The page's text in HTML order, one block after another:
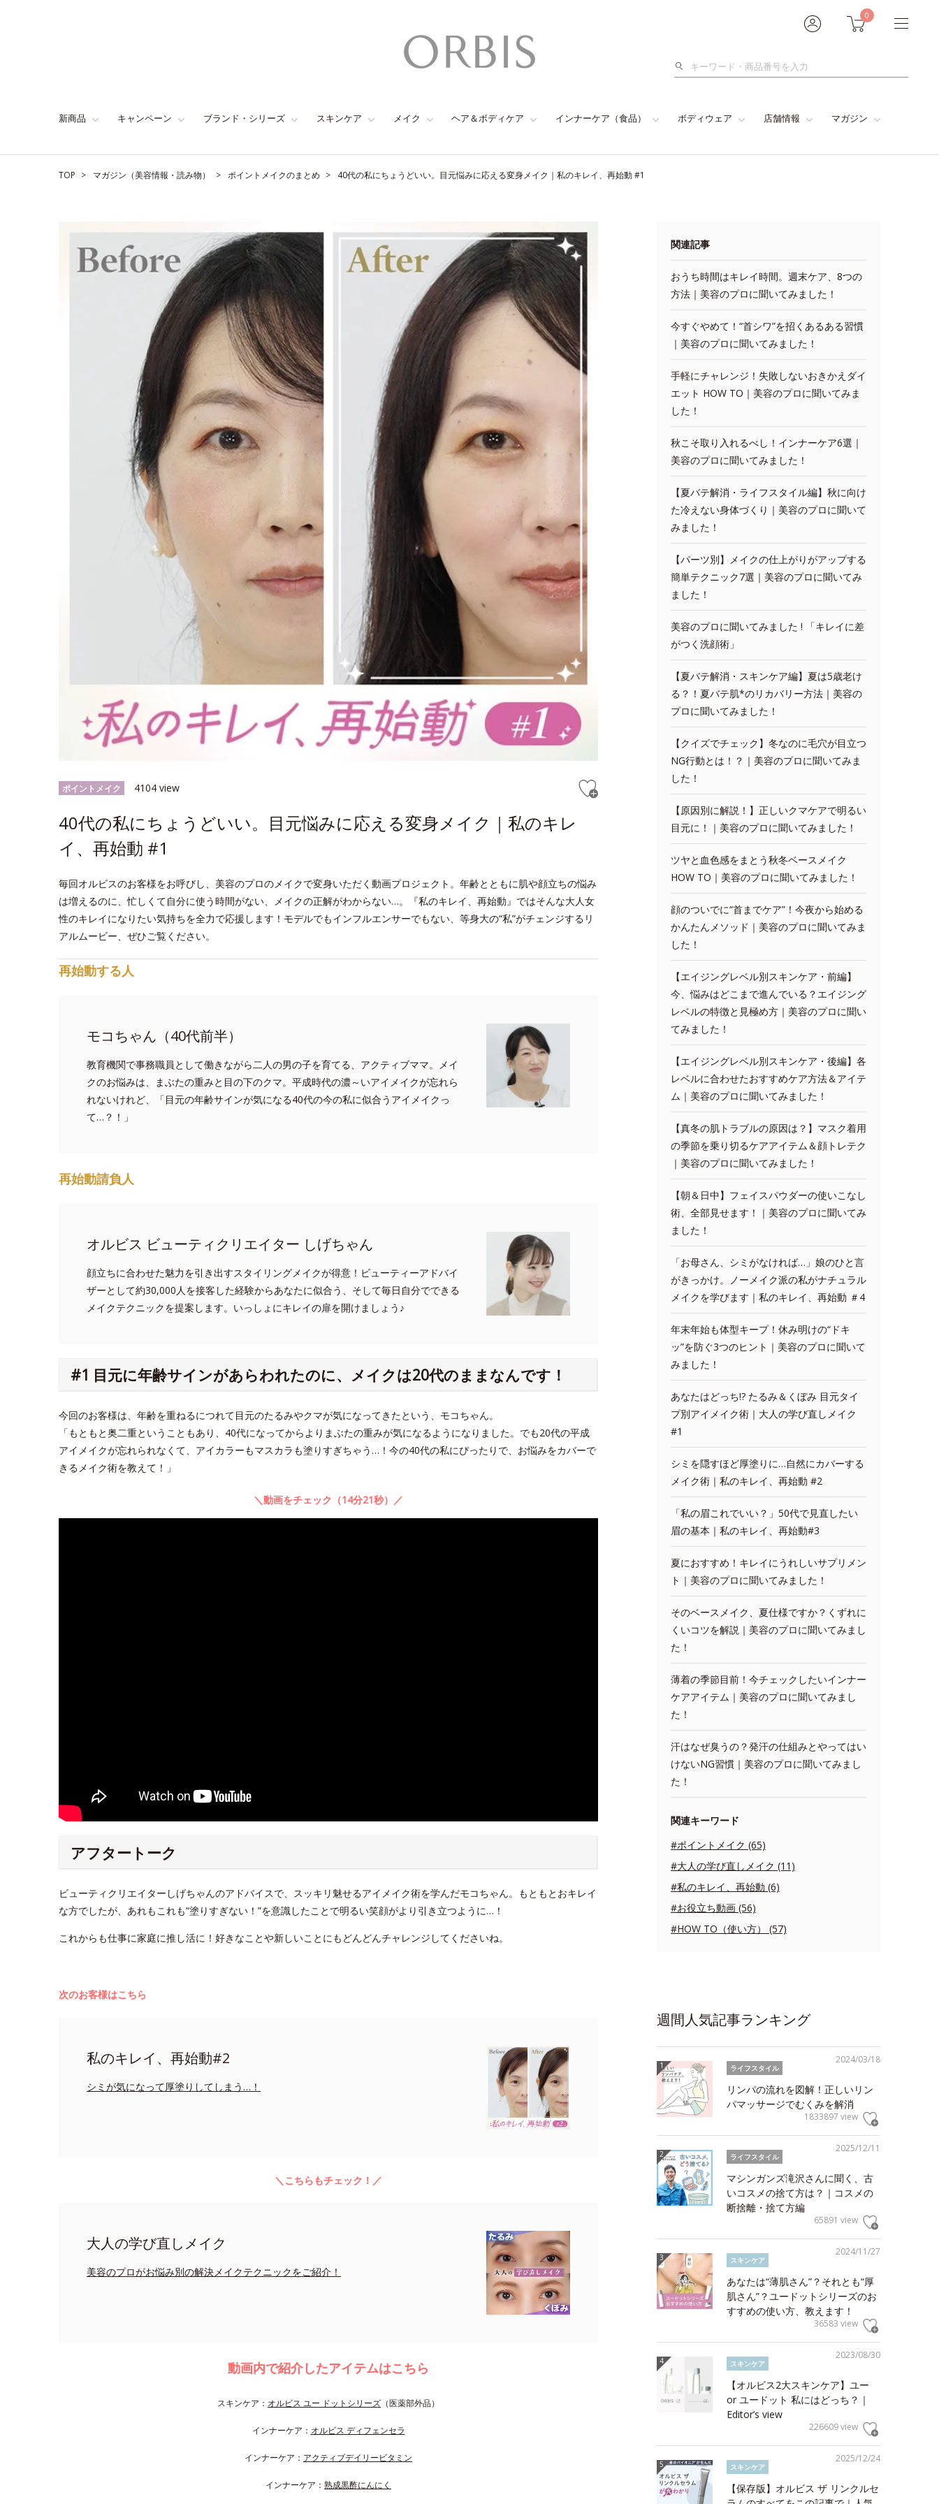
0
検
新商品 キャンペーン ブランド・シリーズ スキンケア メイク ヘア＆ボディケア インナーケア（食品） ボディウェア 店舗情報 マガジン
TOP マガジン（美容情報・読み物） ポイントメイクのまとめ 40代の私にちょうどいい。目元悩みに応える変身メイク｜私のキレイ、再始動 #1
ポイントメイク 4104 view
40代の私にちょうどいい。目元悩みに応える変身メイク｜私のキレ
イ、再始動 #1
毎回オルビスのお客様をお呼びし、美容のプロのメイクで変身いただく動画プロジェクト。年齢とともに肌や顔立ちの悩み
は増えるのに、忙しくて自分に使う時間がない、メイクの正解がわからない…。『私のキレイ、再始動』ではそんな大人女
性のキレイになりたい気持ちを全力で応援します！モデルでもインフルエンサーでもない、等身大の“私”がチェンジするリ
アルムービー、ぜひご覧ください。
再始動する人
モコちゃん（40代前半）
教育機関で事務職員として働きながら二人の男の子を育てる、アクティブママ。メイ
クのお悩みは、まぶたの重みと目の下のクマ。平成時代の濃～いアイメイクが忘れら
れないけれど、「目元の年齢サインが気になる40代の今の私に似合うアイメイクっ
て…？！」
再始動請負人
オルビス ビューティクリエイター しげちゃん
顔立ちに合わせた魅力を引き出すスタイリングメイクが得意！ビューティーアドバイ
ザーとして約30,000人を接客した経験からあなたに似合う、そして毎日自分でできる
メイクテクニックを提案します。いっしょにキレイの扉を開けましょう♪
#1 目元に年齢サインがあらわれたのに、メイクは20代のままなんです！
今回のお客様は、年齢を重ねるにつれて目元のたるみやクマが気になってきたという、モコちゃん。
「もともと奥二重ということもあり、40代になってからよりまぶたの重みが気になるようになりました。でも20代の平成
アイメイクが忘れられなくて、アイカラーもマスカラも塗りすぎちゃう…！今の40代の私にぴったりで、お悩みをカバーで
きるメイク術を教えて！」
＼動画をチェック（14分21秒）／
アフタートーク
ビューティクリエイターしげちゃんのアドバイスで、スッキリ魅せるアイメイク術を学んだモコちゃん。もともとおキレイ
な方でしたが、あれもこれも“塗りすぎない！”を意識したことで明るい笑顔がより引き立つように…！
これからも仕事に家庭に推し活に！好きなことや新しいことにもどんどんチャレンジしてくださいね。
次のお客様はこちら
私のキレイ、再始動#2
シミが気になって厚塗りしてしまう…！
＼こちらもチェック！／
大人の学び直しメイク
美容のプロがお悩み別の解決メイクテクニックをご紹介！
動画内で紹介したアイテムはこちら
スキンケア： オルビス ユー ドットシリーズ （医薬部外品）
インナーケア： オルビス ディフェンセラ
インナーケア： アクティブデイリービタミン
インナーケア： 熟成黒酢にんにく
関連記事
おうち時間はキレイ時間。週末ケア、8つの
方法｜美容のプロに聞いてみました！
今すぐやめて！“首シワ”を招くあるある習慣
｜美容のプロに聞いてみました！
手軽にチャレンジ！失敗しないおきかえダイ
エット HOW TO｜美容のプロに聞いてみま
した！
秋こそ取り入れるべし！インナーケア6選｜
美容のプロに聞いてみました！
【夏バテ解消・ライフスタイル編】秋に向け
た冷えない身体づくり｜美容のプロに聞いて
みました！
【パーツ別】メイクの仕上がりがアップする
簡単テクニック7選｜美容のプロに聞いてみ
ました！
美容のプロに聞いてみました ! 「キレイに差
がつく洗顔術」
【夏バテ解消・スキンケア編】夏は5歳老け
る？！夏バテ肌*のリカバリー方法｜美容の
プロに聞いてみました！
【クイズでチェック】冬なのに毛穴が目立つ
NG行動とは！？｜美容のプロに聞いてみま
した！
【原因別に解説！】正しいクマケアで明るい
目元に！｜美容のプロに聞いてみました！
ツヤと血色感をまとう秋冬ベースメイク
HOW TO｜美容のプロに聞いてみました！
顔のついでに“首までケア”！今夜から始める
かんたんメソッド｜美容のプロに聞いてみま
した！
【エイジングレベル別スキンケア・前編】
今、悩みはどこまで進んでいる？エイジング
レベルの特徴と見極め方｜美容のプロに聞い
てみました！
【エイジングレベル別スキンケア・後編】各
レベルに合わせたおすすめケア方法＆アイテ
ム｜美容のプロに聞いてみました！
【真冬の肌トラブルの原因は？】マスク着用
の季節を乗り切るケアアイテム＆顔トレテク
｜美容のプロに聞いてみました！
【朝＆日中】フェイスパウダーの使いこなし
術、全部見せます！｜美容のプロに聞いてみ
ました！
「お母さん、シミがなければ…」娘のひと言
がきっかけ。ノーメイク派の私がナチュラル
メイクを学びます｜私のキレイ、再始動 ＃4
年末年始も体型キープ！休み明けの“ドキ
ッ”を防ぐ3つのヒント｜美容のプロに聞いて
みました！
あなたはどっち!? たるみ＆くぼみ 目元タイ
プ別アイメイク術｜大人の学び直しメイク
#1
シミを隠すほど厚塗りに…自然にカバーする
メイク術｜私のキレイ、再始動 #2
「私の眉これでいい？」50代で見直したい
眉の基本｜私のキレイ、再始動#3
夏におすすめ！キレイにうれしいサプリメン
ト｜美容のプロに聞いてみました！
そのベースメイク、夏仕様ですか？くずれに
くいコツを解説｜美容のプロに聞いてみまし
た！
薄着の季節目前！今チェックしたいインナー
ケアアイテム｜美容のプロに聞いてみまし
た！
汗はなぜ臭うの？発汗の仕組みとやってはい
けないNG習慣｜美容のプロに聞いてみまし
た！
関連キーワード
#ポイントメイク (65)
#大人の学び直しメイク (11)
#私のキレイ、再始動 (6)
#お役立ち動画 (56)
#HOW TO（使い方） (57)
週間人気記事ランキング
2024/03/18
ライフスタイル
リンパの流れを図解！正しいリン
パマッサージでむくみを解消
1833897 view
2025/12/11
ライフスタイル
マシンガンズ滝沢さんに聞く、古
いコスメの捨て方は？｜コスメの
断捨離・捨て方編
65891 view
2024/11/27
スキンケア
あなたは“薄肌さん”？それとも“厚
肌さん”？ユードットシリーズのお
すすめの使い方、教えます！
36583 view
2023/08/30
スキンケア
【オルビス2大スキンケア】ユー
or ユードット 私にはどっち？｜
Editor’s view
226609 view
2025/12/24
スキンケア
【保存版】オルビス ザ リンクルセ